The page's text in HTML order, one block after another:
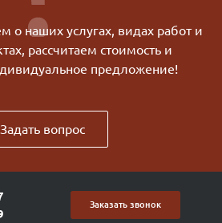
о наших услугах, видах работ и
рассчитаем стоимость и
предложение!
Задать вопрос
Заказать звонок